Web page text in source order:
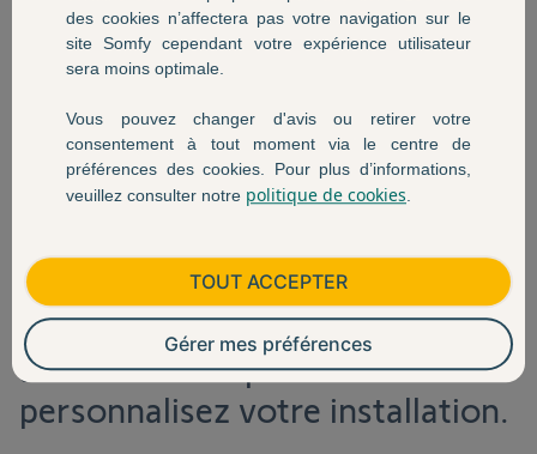
PREPAREZ L'INSTALLATION
DOOR KEEPER
En quelques minutes, découvrez
si votre porte est compatible
avec Door Keeper et
personnalisez votre installation.
des cookies n’affectera pas votre navigation sur le
site Somfy cependant votre expérience utilisateur
sera moins optimale.
Vous pouvez changer d'avis ou retirer votre
consentement à tout moment via le centre de
préférences des cookies. Pour plus d’informations,
veuillez consulter notre politique de cookies.
TOUT ACCEPTER
Gérer mes préférences